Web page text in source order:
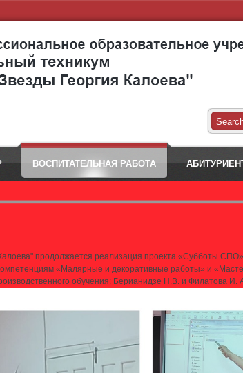
ВОСПИТАТЕЛЬНАЯ РАБОТА
продолжается реализация проекта «Субботы
«Малярные и декоративные работы» и
обучения: Берианидзе Н.В. и Филатова И.